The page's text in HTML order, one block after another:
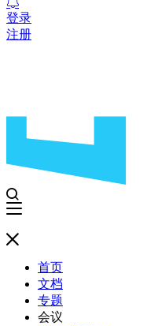
登录
注册
首页
文档
专题
会议